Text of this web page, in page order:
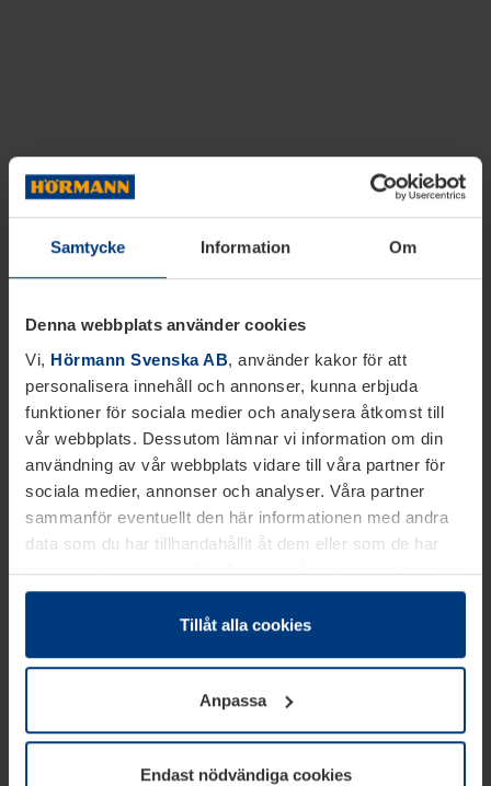
Samtycke Information Om
Denna webbplats använder cookies
Vi, Hörmann Svenska AB, använder kakor för att
personalisera innehåll och annonser, kunna erbjuda
funktioner för sociala medier och analysera åtkomst till
vår webbplats. Dessutom lämnar vi information om din
användning av vår webbplats vidare till våra partner för
sociala medier, annonser och analyser. Våra partner
sammanför eventuellt den här informationen med andra
data som du har tillhandahållit åt dem eller som de har
samlat in inom ramen för din användning av tjänsterna.
Juridiskt kan vi lagra kakor på din enhet, om de är
absolut nödvändiga för driften av den här webbplatsen.
godkännande kan du när som helst ändra eller återkalla i
informationen om kakor underDataskyddsförklaring
vår webbplats.
Tillåt alla cookies
Anpassa
Endast nödvändiga cookies